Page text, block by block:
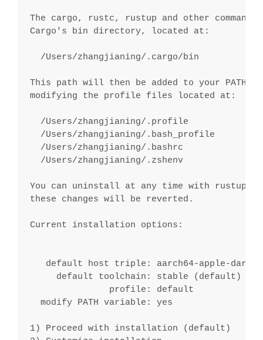
The cargo, rustc, rustup and other
Cargo's bin directory, located at:
  /Users/zhangjianing/.cargo/bin
This path will then be added to your PATH
modifying the profile files located at:
  /Users/zhangjianing/.profile
  /Users/zhangjianing/.bash_profile
  /Users/zhangjianing/.bashrc
  /Users/zhangjianing/.zshenv
You can uninstall at any time with rustup
these changes will be reverted.
Current installation options:
   default host triple: aarch64-apple-darwin
     default toolchain: stable (default)
               profile: default
  modify PATH variable: yes
1) Proceed with installation (default)